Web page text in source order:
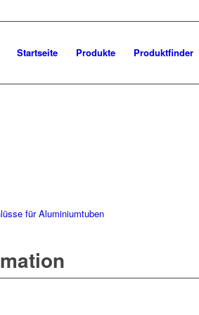
Startseite Produkte Produktfinder
für Aluminiumtuben